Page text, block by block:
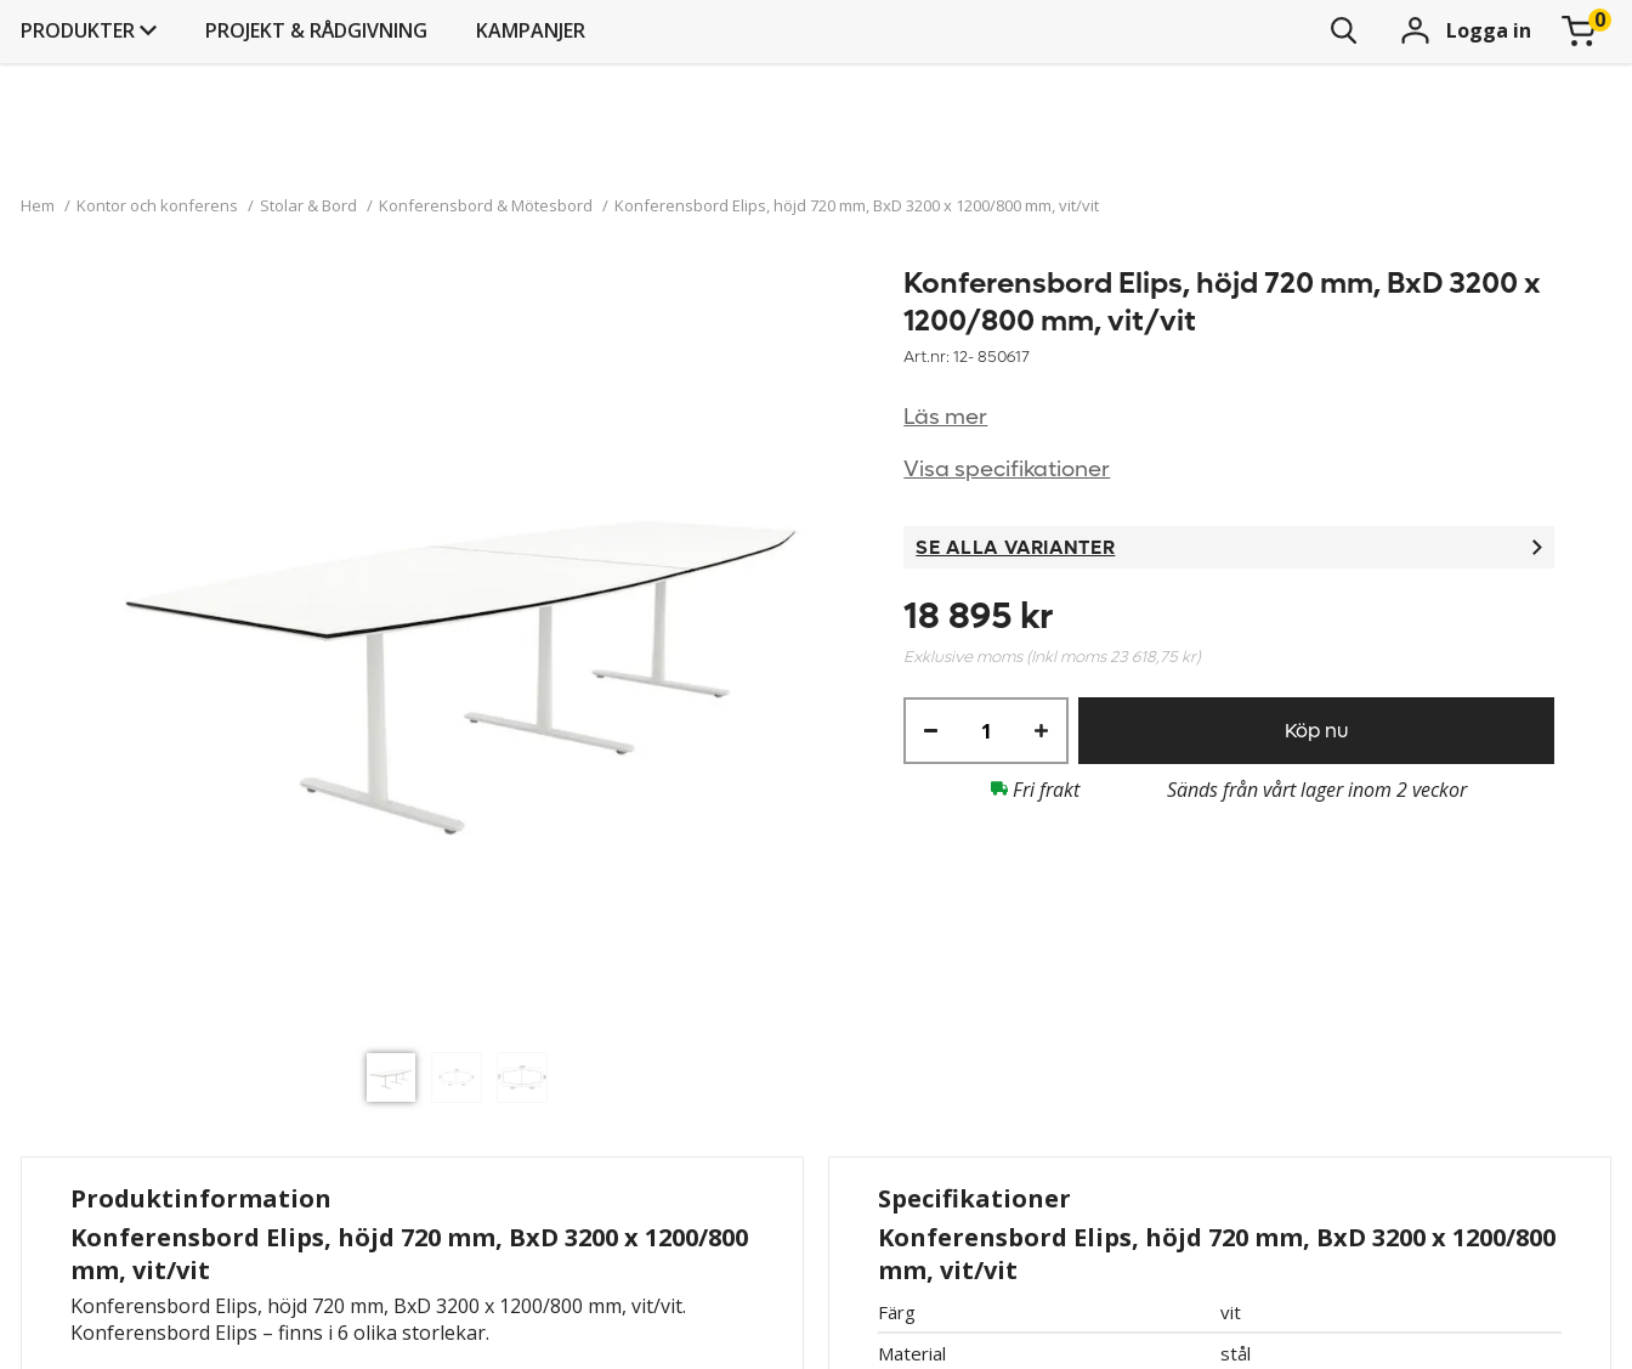
PRODUKTER PROJEKT & RÅDGIVNING KAMPANJER Logga in
Hem / Kontor och konferens / Stolar & Bord / Konferensbord & Mötesbord / Konferensbord Elips, höjd 720 mm, BxD 3200 x 1200/800 mm, vit/vit
Konferensbord Elips, höjd 720 mm, BxD 3200 x
1200/800 mm, vit/vit
Art.nr: 12-850617
Läs mer
Visa specifikationer
SE ALLA VARIANTER
18 895 kr
Exklusive moms (Inkl moms23 618,75 kr)
Köp nu
Fri frakt Sänds från vårt lager inom 2 veckor
Produktinformation
Konferensbord Elips, höjd 720 mm, BxD 3200 x 1200/800
mm, vit/vit
Konferensbord Elips, höjd 720 mm, BxD 3200 x 1200/800 mm, vit/vit.
Konferensbord Elips – finns i 6 olika storlekar.
Specifikationer
Konferensbord Elips, höjd 720 mm, BxD 3200 x 1200/800
mm, vit/vit
Färg
vit
Material
stål